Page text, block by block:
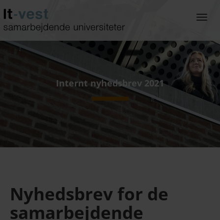
til
hoved-
indhold
Internt nyhedsbrev 2021
Nyhedsbrev for de
samarbejdende